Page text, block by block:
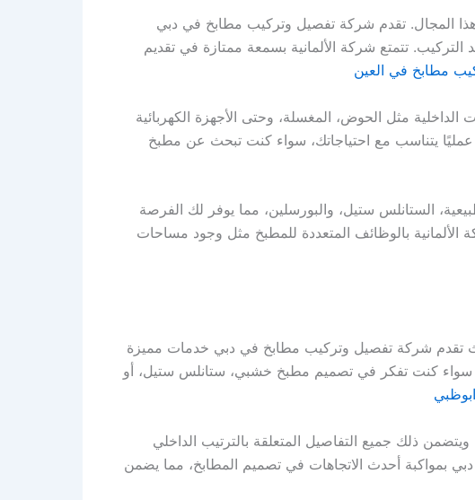
المجال. تقدم شركة تفصيل وتركيب مطابخ في دبي
تتمتع شركة الألمانية بسمعة ممتازة في تقديم
مطابخ في العين
الداخلية مثل الحوض، المغسلة، وحتى الأجهزة الكهربائية
يتناسب مع احتياجاتك، سواء كنت تبحث عن مطبخ
الستانلس ستيل، والبورسلين، مما يوفر لك الفرصة
الألمانية بالوظائف المتعددة للمطبخ مثل وجود مساحات
تقدم شركة تفصيل وتركيب مطابخ في دبي خدمات مميزة
سواء كنت تفكر في تصميم مطبخ خشبي، ستانلس ستيل، أو
ذلك جميع التفاصيل المتعلقة بالترتيب الداخلي
بمواكبة أحدث الاتجاهات في تصميم المطابخ، مما يضمن